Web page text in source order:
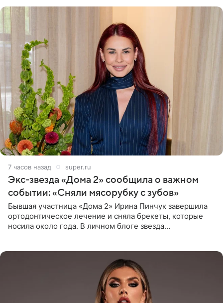
7 часов назад super.ru
Экс-звезда «Дома 2» сообщила о важном
событии: «Сняли мясорубку с зубов»
Бывшая участница «Дома 2» Ирина Пинчук завершила
ортодонтическое лечение и сняла брекеты, которые
носила около года. В личном блоге звезда